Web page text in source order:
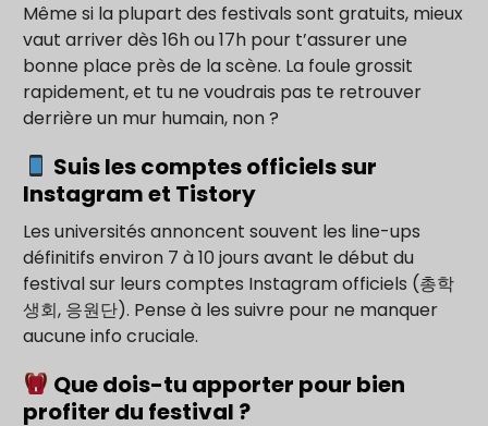
Même si la plupart des festivals sont gratuits, mieux
vaut arriver dès 16h ou 17h pour t’assurer une
bonne place près de la scène. La foule grossit
rapidement, et tu ne voudrais pas te retrouver
derrière un mur humain, non ?
Suis les comptes officiels sur
Instagram et Tistory
Les universités annoncent souvent les line-ups
définitifs environ 7 à 10 jours avant le début du
festival sur leurs comptes Instagram officiels (총학
생회, 응원단). Pense à les suivre pour ne manquer
aucune info cruciale.
Que dois-tu apporter pour bien
profiter du festival ?